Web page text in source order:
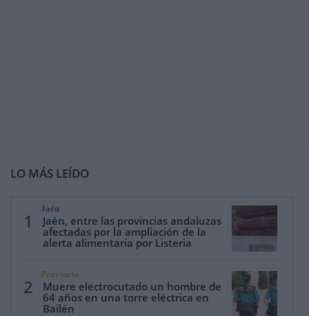
LO MÁS LEÍDO
1
Jaén
Jaén, entre las provincias andaluzas
afectadas por la ampliación de la
alerta alimentaria por Listeria
2
Provincia
Muere electrocutado un hombre de
64 años en una torre eléctrica en
Bailén